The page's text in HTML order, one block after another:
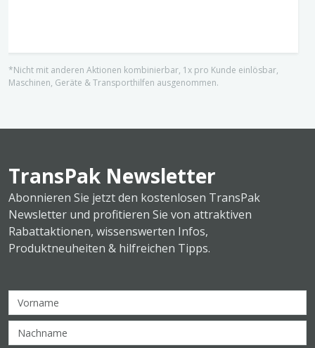
*Nicht mit anderen Aktionen kombinierbar, 1x pro Kunde einlösbar,
Maschinen, Geräte & Transporthilfen ausgenommen.
TransPak Newsletter
Abonnieren Sie jetzt den kostenlosen TransPak
Newsletter und profitieren Sie von attraktiven
Rabattaktionen, wissenswerten Infos,
Produktneuheiten & hilfreichen Tipps.